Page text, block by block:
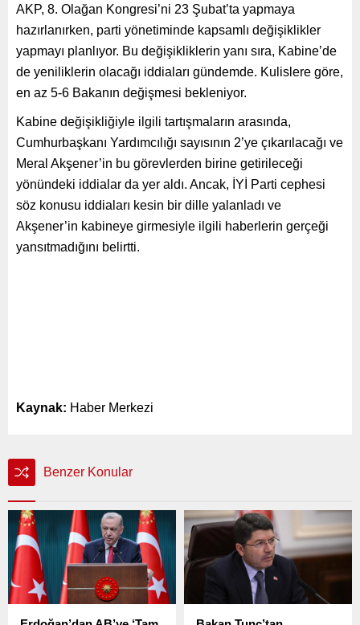
AKP, 8. Olağan Kongresi’ni 23 Şubat’ta yapmaya
hazırlanırken, parti yönetiminde kapsamlı değişiklikler
yapmayı planlıyor. Bu değişikliklerin yanı sıra, Kabine’de
de yeniliklerin olacağı iddiaları gündemde. Kulislere göre,
en az 5-6 Bakanın değişmesi bekleniyor.
Kabine değişikliğiyle ilgili tartışmaların arasında,
Cumhurbaşkanı Yardımcılığı sayısının 2’ye çıkarılacağı ve
Meral Akşener’in bu görevlerden birine getirileceği
yönündeki iddialar da yer aldı. Ancak, İYİ Parti cephesi
söz konusu iddiaları kesin bir dille yalanladı ve
Akşener’in kabineye girmesiyle ilgili haberlerin gerçeği
yansıtmadığını belirtti.
Kaynak: Haber Merkezi
Benzer Konular